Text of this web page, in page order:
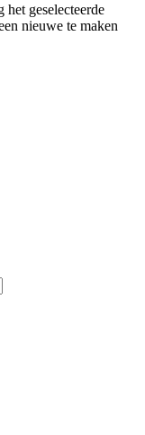
het geselecteerde
nieuwe te maken